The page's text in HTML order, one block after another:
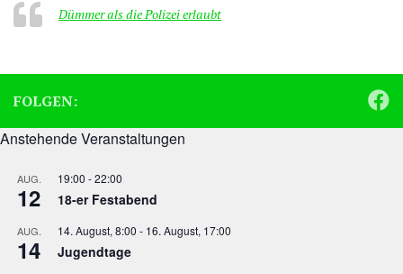
Dümmer als die Polizei erlaubt
FOLGEN:
Anstehende Veranstaltungen
AUG.
12
19:00 -22:00
18-er Festabend
AUG.
14
14. August, 8:00 - 16. August, 17:00
Jugendtage